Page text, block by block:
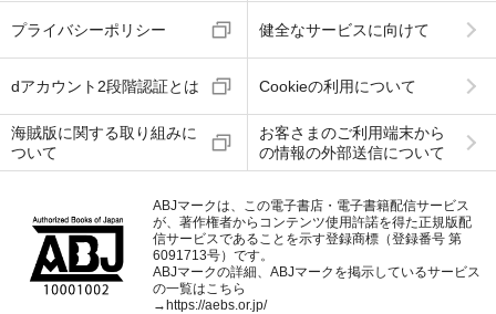
プライバシーポリシー 健全なサービスに向けて
dアカウント2段階認証とは Cookieの利用について
海賊版に関する取り組みに
ついて
お客さまのご利用端末から
の情報の外部送信について
ABJマークは、この電子書店・電子書籍配信サービス
が、著作権者からコンテンツ使用許諾を得た正規版配
信サービスであることを示す登録商標（登録番号 第
6091713号）です。
ABJマークの詳細、ABJマークを掲示しているサービス
の一覧はこちら
→https://aebs.or.jp/